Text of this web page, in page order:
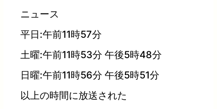
ニュース
平日:午前11時57分
土曜:午前11時53分 午後5時48分
日曜:午前11時56分 午後5時51分
以上の時間に放送された